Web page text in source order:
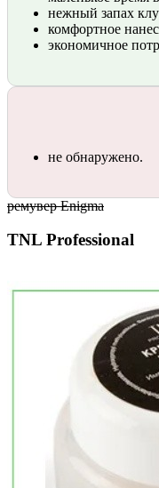
нежный запах
комфортное
экономичное
не обнаружено.
ремувер Enigma
TNL Professional